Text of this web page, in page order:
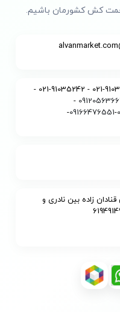
زحمت کش کشورمان باشیم.
تلفن : تماس - با - پشتیبانی: - 91031882-021 - 91035242-021 -
-
-
09166476551
-
زاده بین نادری و